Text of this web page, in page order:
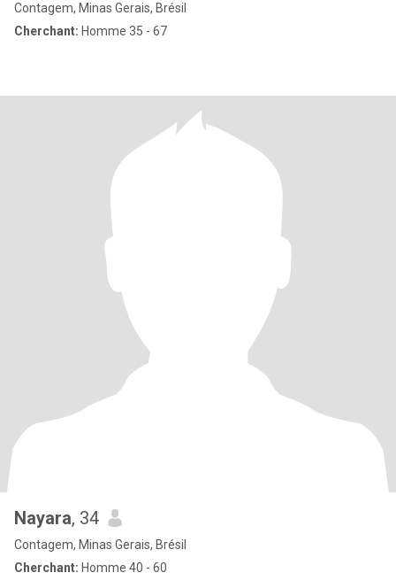
Contagem, Minas Gerais, Brésil
Cherchant: Homme 35 - 67
Nayara, 34
Contagem, Minas Gerais, Brésil
Cherchant: Homme 40 - 60